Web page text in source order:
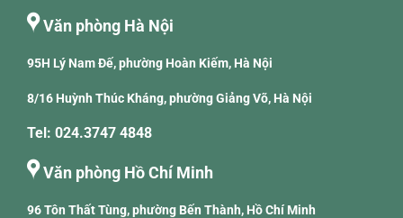
Văn phòng Hà Nội
95H Lý Nam Đế, phường Hoàn Kiếm, Hà Nội
8/16 Huỳnh Thúc Kháng, phường Giảng Võ, Hà Nội
Tel: 024.3747 4848
Văn phòng Hồ Chí Minh
96 Tôn Thất Tùng, phường Bến Thành, Hồ Chí Minh